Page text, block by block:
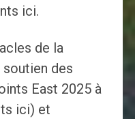
ici.
de la
des
East 2025 à
ici) et